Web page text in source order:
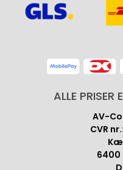
ALLE PRISER
AV-
CVR
6400